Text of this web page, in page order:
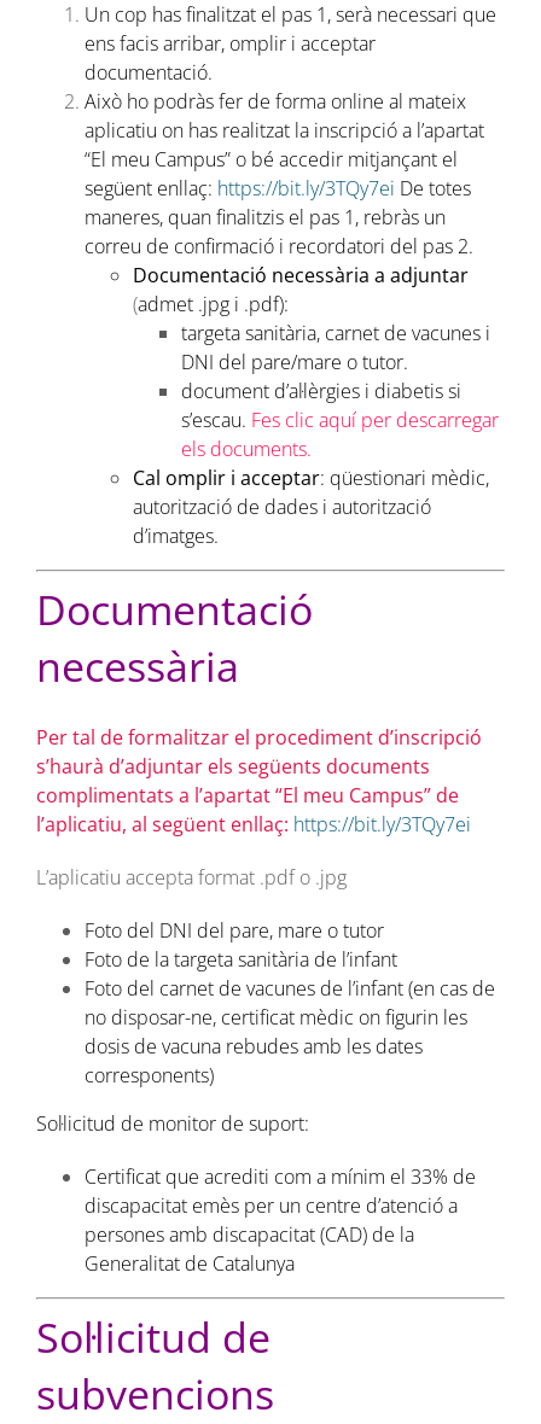
Un cop has finalitzat el pas 1, serà necessari que
ens facis arribar, omplir i acceptar
documentació.
Això ho podràs fer de forma online al mateix
aplicatiu on has realitzat la inscripció a l’apartat
“El meu Campus” o bé accedir mitjançant el
següent enllaç: https://bit.ly/3TQy7ei De totes
maneres, quan finalitzis el pas 1, rebràs un
correu de confirmació i recordatori del pas 2.
Documentació necessària a adjuntar
(admet .jpg i .pdf):
targeta sanitària, carnet de vacunes i
DNI del pare/mare o tutor.
document d’al·lèrgies i diabetis si
s’escau. Fes clic aquí per descarregar
els documents.
Cal omplir i acceptar: qüestionari mèdic,
autorització de dades i autorització
d’imatges.
Documentació
necessària
Per tal de formalitzar el procediment d’inscripció
s’haurà d’adjuntar els següents documents
complimentats a l’apartat “El meu Campus” de
l’aplicatiu, al següent enllaç: https://bit.ly/3TQy7ei
L’aplicatiu accepta format .pdf o .jpg
Foto del DNI del pare, mare o tutor
Foto de la targeta sanitària de l’infant
Foto del carnet de vacunes de l’infant (en cas de
no disposar-ne, certificat mèdic on figurin les
dosis de vacuna rebudes amb les dates
corresponents)
Sol·licitud de monitor de suport:
Certificat que acrediti com a mínim el 33% de
discapacitat emès per un centre d’atenció a
persones amb discapacitat (CAD) de la
Generalitat de Catalunya
Sol·licitud de
subvencions